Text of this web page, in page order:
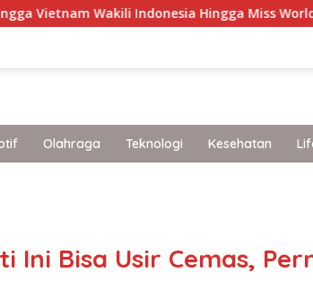
Indonesia Hingga Miss World 2026
Olahraga Teknologi Kesehatan
Ini Bisa Usir Cemas,